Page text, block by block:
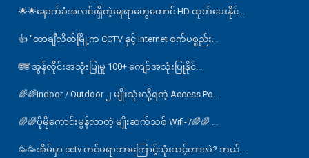
🌟🌟နောက်ခံအလင်းရှိတဲ့နေရာတွေတောင် HD ထုတ်ပေးနိုင်...
👍 "တာချီလိတ်မြို့က CCTV နှင့် Internet စက်ပစ္စည်း...
🌐🌐 အွန်လိုင်းအသုံးပြုမှု 100+ ကျော်အသုံးပြုနိုင်...
🌈🌈Indoor / Outdoor ၂ မျိုးသုံးလို့ရတဲ့ Access Po...
🌈🌈ပိုမိုကောင်းမွန်လာတဲ့ မျိုးဆက်သစ် Wifi-7🌈🌈 ...
🥳🥳အိမ်မှာ cctv ကင်မရာဘာကြောင့်သုံးသင့်တာလဲ? ဘယ်...